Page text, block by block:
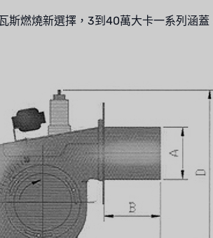
斯燃燒新選擇，3到40萬大卡一系列涵